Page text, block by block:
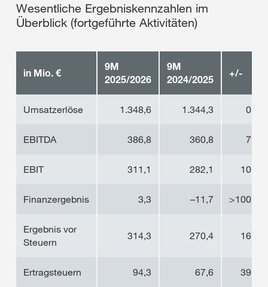
Wesentliche Ergebniskennzahlen im
Überblick (fortgeführte Aktivitäten)
in Mio. €
9M
2025/2026
9M
2024/2025
+/-
Umsatzerlöse 1.348,6 1.344,3 0,3%
EBITDA 386,8 360,8 7,2%
EBIT 311,1 282,1 10,3%
Finanzergebnis 3,3 –11,7 >100,0%
Ergebnis vor
Steuern
314,3 270,4 16,2%
Ertragsteuern 94,3 67,6 39,5%